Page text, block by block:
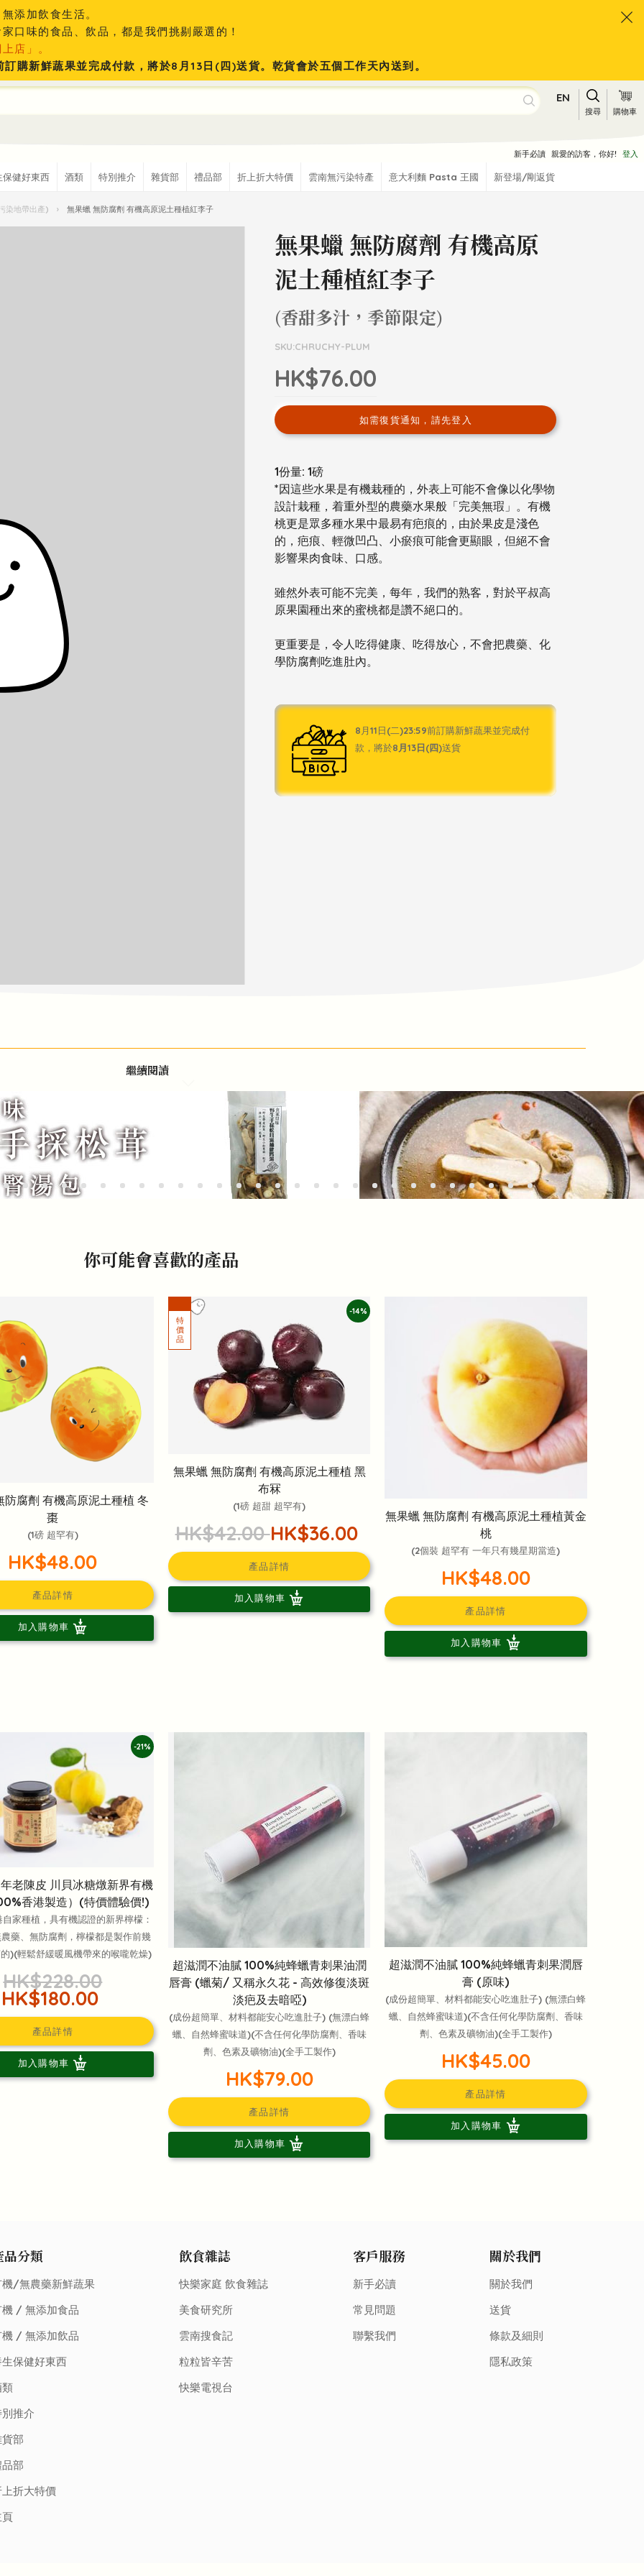
添加飲食生活。
口味的食品、飲品，都是我們挑剔嚴選的！
店」。
購新鮮蔬果並完成付款，將於8月13日(四)送貨。乾貨會於五個工作天內送到。
EN
搜尋 購物車
新手必讀 親愛的訪客，你好! 登入
保健好東西 酒類 特別推介 雜貨部 禮品部 折上折大特價 雲南無污染特產 意大利麵 Pasta 王國 新登場/剛返貨
染地帶出產) › 無果蠟 無防腐劑 有機高原泥土種植紅李子
無果蠟 無防腐劑 有機高原
泥土種植紅李子
(香甜多汁，季節限定)
SKU:CHRUCHY-PLUM
HK$76.00
如需復貨通知，請先登入
1份量: 1磅
*因這些水果是有機栽種的，外表上可能不會像以化學物
設計栽種，着重外型的農藥水果般「完美無瑕」。有機
桃更是眾多種水果中最易有疤痕的，由於果皮是淺色
的，疤痕、輕微凹凸、小瘀痕可能會更顯眼，但絕不會
影響果肉食味、口感。
雖然外表可能不完美，每年，我們的熟客，對於平叔高
原果園種出來的蜜桃都是讚不絕口的。
更重要是，令人吃得健康、吃得放心，不會把農藥、化
學防腐劑吃進肚內。
8月11日(二)23:59前訂購新鮮蔬果並完成付
款，將於8月13日(四)送貨
繼續閱讀
你可能會喜歡的產品
防腐劑 有機高原泥土種植 冬
棗
(1磅 超罕有)
HK$48.00
產品詳情
加入購物車
-14%
無果蠟 無防腐劑 有機高原泥土種植 黑
布冧
(1磅 超甜 超罕有)
HK$42.00HK$36.00
產品詳情
加入購物車
無果蠟 無防腐劑 有機高原泥土種植黃金
桃
(2個裝 超罕有 一年只有幾星期當造)
HK$48.00
產品詳情
加入購物車
-21%
老陳皮 川貝冰糖燉新界有機
香港製造）(特價體驗價!)
家種植，具有機認證的新界檸檬：
藥、無防腐劑，檸檬都是製作前幾
)(輕鬆舒緩暖風機帶來的喉嚨乾燥)
HK$228.00
HK$180.00
產品詳情
加入購物車
超滋潤不油膩 100%純蜂蠟青刺果油潤
唇膏 (蠟菊/ 又稱永久花 - 高效修復淡斑
淡疤及去暗啞)
(成份超簡單、材料都能安心吃進肚子) (無漂白蜂
蠟、自然蜂蜜味道)(不含任何化學防腐劑、香味
劑、色素及礦物油)(全手工製作)
HK$79.00
產品詳情
加入購物車
超滋潤不油膩 100%純蜂蠟青刺果潤唇
膏 (原味)
(成份超簡單、材料都能安心吃進肚子) (無漂白蜂
蠟、自然蜂蜜味道)(不含任何化學防腐劑、香味
劑、色素及礦物油)(全手工製作)
HK$45.00
產品詳情
加入購物車
品分類
/無農藥新鮮蔬果
/ 無添加食品
/ 無添加飲品
保健好東西
推介
部
部
折大特價
飲食雜誌
快樂家庭 飲食雜誌
美食研究所
雲南搜食記
粒粒皆辛苦
快樂電視台
客戶服務
新手必讀
常見問題
聯繫我們
關於我們
關於我們
送貨
條款及細則
隱私政策